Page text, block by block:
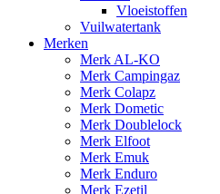
Vloeistoffen
Vuilwatertank
Merken
Merk AL-KO
Merk Campingaz
Merk Colapz
Merk Dometic
Merk Doublelock
Merk Elfoot
Merk Emuk
Merk Enduro
Merk Ezetil